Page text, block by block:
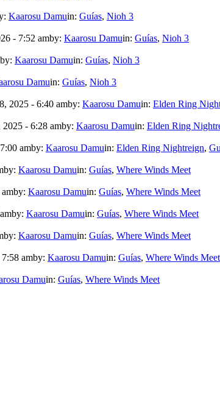
Kaarosu Damuin: Guías, Nioh 3
- 7:52 amby: Kaarosu Damuin: Guías, Nioh 3
by: Kaarosu Damuin: Guías, Nioh 3
Damuin: Guías, Nioh 3
2025 - 6:40 amby: Kaarosu Damuin: Elden Ring
2025 - 6:28 amby: Kaarosu Damuin: Elden Ring
amby: Kaarosu Damuin: Elden Ring Nightreign,
by: Kaarosu Damuin: Guías, Where Winds Meet
by: Kaarosu Damuin: Guías, Where Winds Meet
by: Kaarosu Damuin: Guías, Where Winds Meet
by: Kaarosu Damuin: Guías, Where Winds Meet
amby: Kaarosu Damuin: Guías, Where Winds Meet
Damuin: Guías, Where Winds Meet